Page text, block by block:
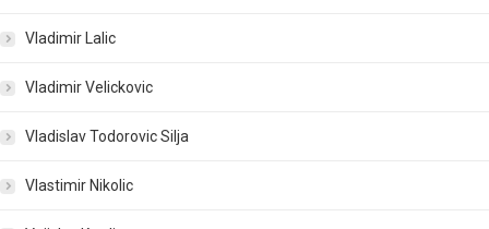
Vladimir Lalic
Vladimir Velickovic
Vladislav Todorovic Silja
Vlastimir Nikolic